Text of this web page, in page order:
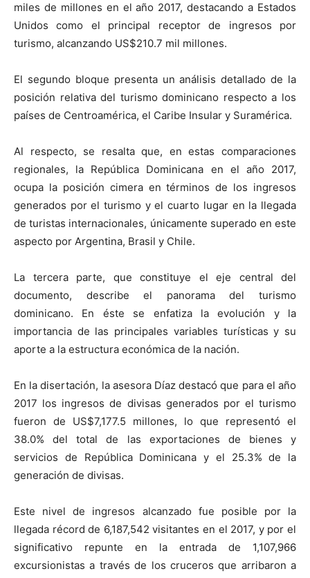
miles de millones en el año 2017, destacando a Estados
Unidos como el principal receptor de ingresos por
turismo, alcanzando US$210.7 mil millones.
El segundo bloque presenta un análisis detallado de la
posición relativa del turismo dominicano respecto a los
países de Centroamérica, el Caribe Insular y Suramérica.
Al respecto, se resalta que, en estas comparaciones
regionales, la República Dominicana en el año 2017,
ocupa la posición cimera en términos de los ingresos
generados por el turismo y el cuarto lugar en la llegada
de turistas internacionales, únicamente superado en este
aspecto por Argentina, Brasil y Chile.
La tercera parte, que constituye el eje central del
documento, describe el panorama del turismo
dominicano. En éste se enfatiza la evolución y la
importancia de las principales variables turísticas y su
aporte a la estructura económica de la nación.
En la disertación, la asesora Díaz destacó que para el año
2017 los ingresos de divisas generados por el turismo
fueron de US$7,177.5 millones, lo que representó el
38.0% del total de las exportaciones de bienes y
servicios de República Dominicana y el 25.3% de la
generación de divisas.
Este nivel de ingresos alcanzado fue posible por la
llegada récord de 6,187,542 visitantes en el 2017, y por el
significativo repunte en la entrada de 1,107,966
excursionistas a través de los cruceros que arribaron a